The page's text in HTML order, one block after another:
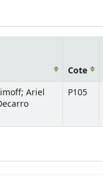
Cote
Ariel
P105